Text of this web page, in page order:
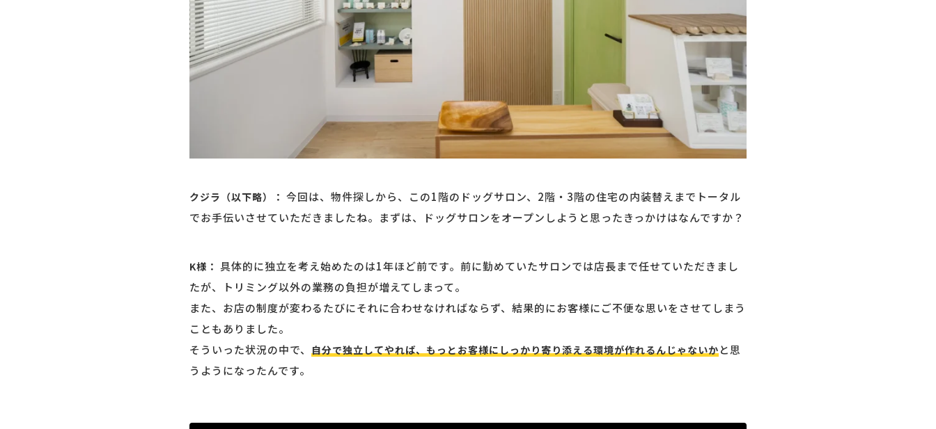
クジラ（以下略）： 今回は、物件探しから、この1階のドッグサロン、2階・3階の住宅の内装替えまでトータル
でお手伝いさせていただきましたね。まずは、ドッグサロンをオープンしようと思ったきっかけはなんですか？
K様： 具体的に独立を考え始めたのは1年ほど前です。前に勤めていたサロンでは店長まで任せていただきまし
たが、トリミング以外の業務の負担が増えてしまって。
また、お店の制度が変わるたびにそれに合わせなければならず、結果的にお客様にご不便な思いをさせてしまう
こともありました。
そういった状況の中で、
自分で独立してやれば、もっとお客様にしっかり寄り添える環境が作れるんじゃないか と思
うようになったんです。